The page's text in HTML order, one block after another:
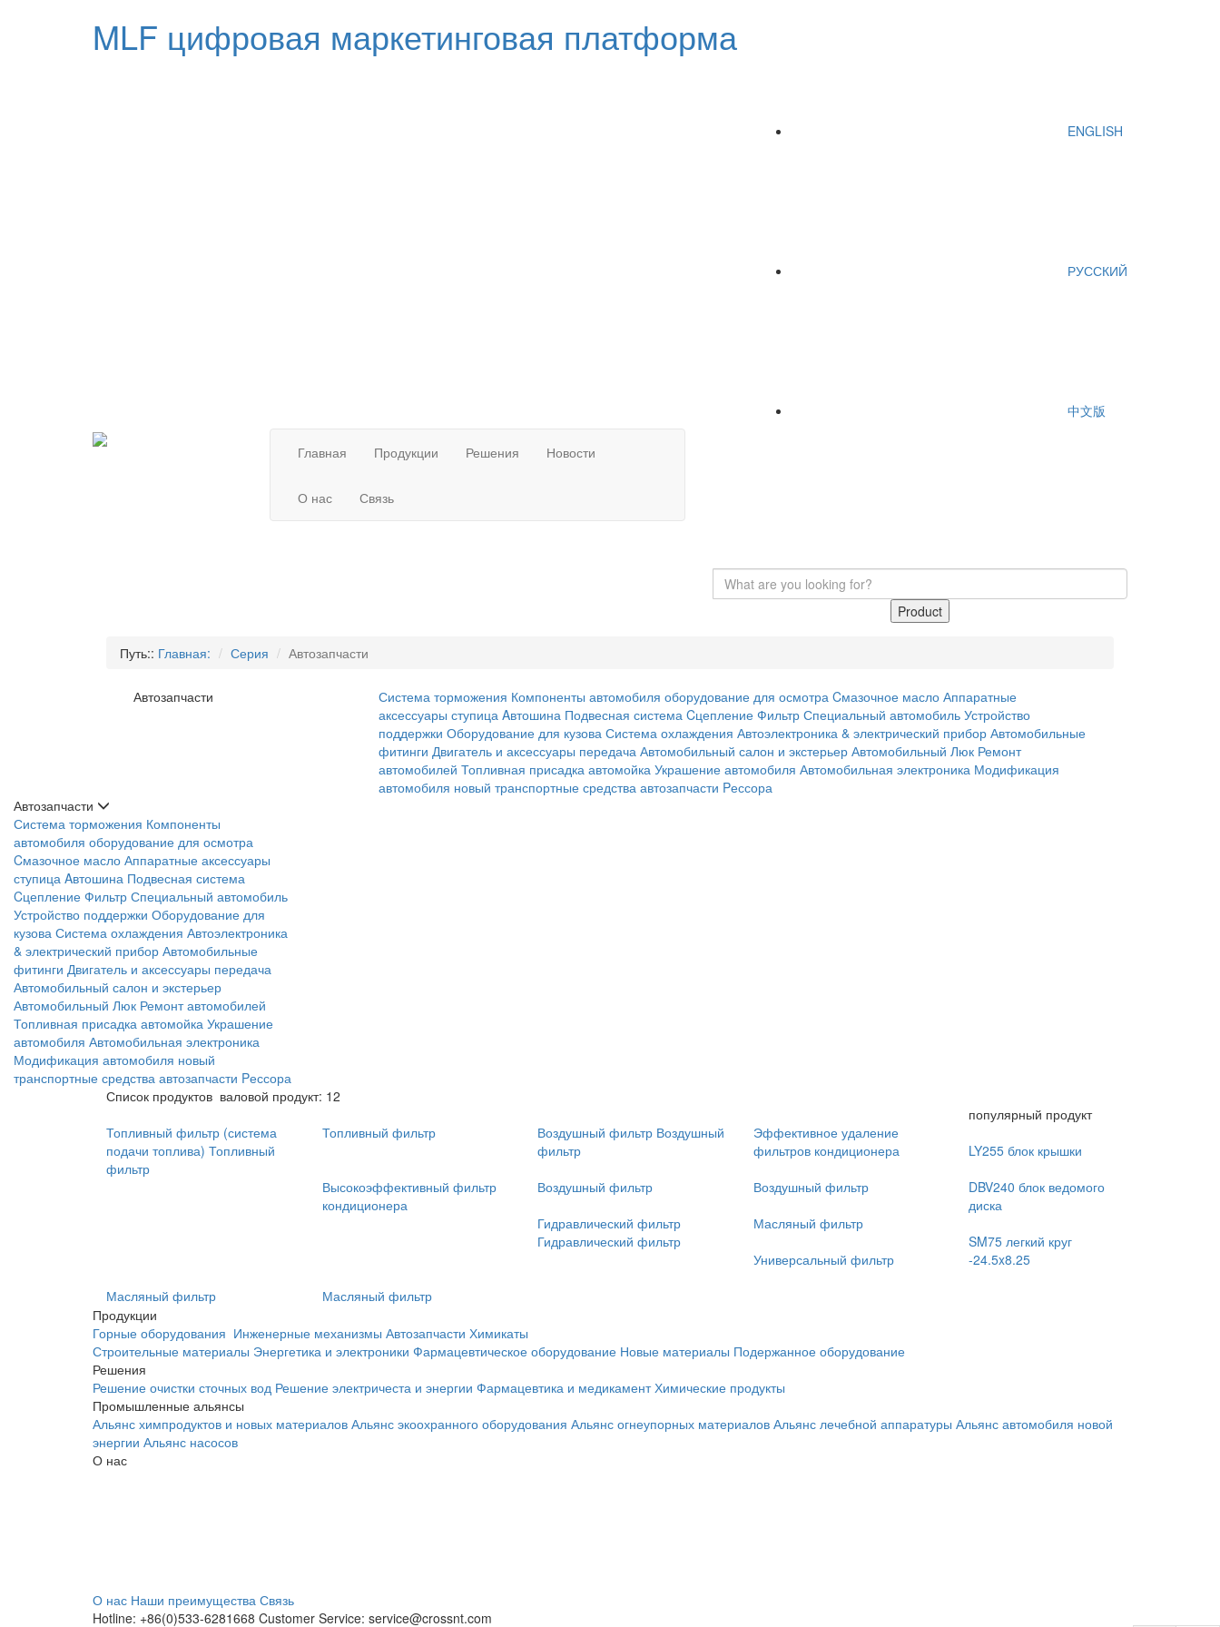
MLF цифровая маркетинговая платформа
ENGLISH
РУССКИЙ
中文版
Главная Продукции Решения Новости
О нас Связь
Product
Путь:: Главная: Серия Автозапчасти
Автозапчасти Система торможения Компоненты автомобиля оборудование для осмотра Cмазочное масло Аппаратные
аксессуары ступица Aвтошина Подвесная система Cцепление Фильтр Специальный автомобиль Устройство
поддержки Оборудование для кузова Система охлаждения Автоэлектроника & электрический прибор Автомобильные
фитинги Двигатель и аксессуары передача Автомобильный салон и экстерьер Автомобильный Люк Ремонт
автомобилей Топливная присадка автомойка Украшение автомобиля Автомобильная электроника Модификация
автомобиля новый транспортные средства автозапчасти Pессора
Автозапчасти
Система торможения Компоненты
автомобиля оборудование для осмотра
Cмазочное масло Аппаратные аксессуары
ступица Aвтошина Подвесная система
Cцепление Фильтр Специальный автомобиль
Устройство поддержки Оборудование для
кузова Система охлаждения Автоэлектроника
& электрический прибор Автомобильные
фитинги Двигатель и аксессуары передача
Автомобильный салон и экстерьер
Автомобильный Люк Ремонт автомобилей
Топливная присадка автомойка Украшение
автомобиля Автомобильная электроника
Модификация автомобиля новый
транспортные средства автозапчасти Pессора
Список продуктов валовой продукт: 12
Топливный фильтр (система
подачи топлива) Топливный
фильтр
Топливный фильтр
Воздушный фильтр Воздушный
фильтр
Эффективное удаление
фильтров кондиционера
Высокоэффективный фильтр
кондиционера
Воздушный фильтр
Воздушный фильтр
Гидравлический фильтр
Гидравлический фильтр
Масляный фильтр
Универсальный фильтр
Масляный фильтр
Масляный фильтр
популярный продукт
LY255 блок крышки
DBV240 блок ведомого
диска
SM75 легкий круг
-24.5x8.25
Продукции
Горные оборудования Инженерные механизмы Автозапчасти Химикаты
Строительные материалы Энергетика и электроники Фармацевтическое оборудование Новые материалы Подержанное оборудование
Решения
Решение очистки сточных вод Решение электричеста и энергии Фармацевтика и медикамент Химические продукты
Промышленные альянсы
Альянс химпродуктов и новых материалов Альянс экоохранного оборудования Альянс огнеупорных материалов Альянс лечебной аппаратуры Альянс автомобиля новой
энергии Альянс насосов
О нас
О нас Наши преимущества Связь
Hotline: +86(0)533-6281668 Customer Service: service@crossnt.com